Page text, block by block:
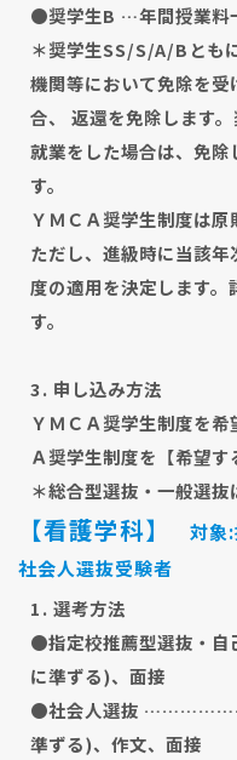
●奨学生B …年間授業
＊奨学生SS/S/A/Bとも
機関等において免除を
合、 返還を免除します
就業をした場合は、免
す。
ＹＭＣＡ奨学生制度は原
ただし、進級時に当該
度の適用を決定します
す。
3. 申し込み方法
ＹＭＣＡ奨学生制度を
Ａ奨学生制度を【希望
＊総合型選抜・一般選抜
【看護学科】
対象:
社会人選抜受験者
1. 選考方法
●指定校推薦型選抜・
に準ずる)、面接
●社会人選抜
準ずる)、作文、面接